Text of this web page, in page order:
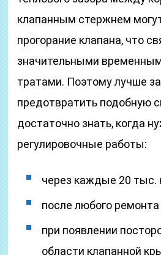
клапанным стержнем
прогорание клапана, что
значительными
тратами. Поэтому лучше
предотвратить подобную
достаточно знать, когда
регулировочные работы:
через каждые 20 тыс.
после любого ремонта
при появлении
области клапанной